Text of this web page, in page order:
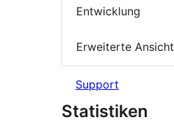
Entwicklung
Erweiterte Ansicht
Support
Statistiken